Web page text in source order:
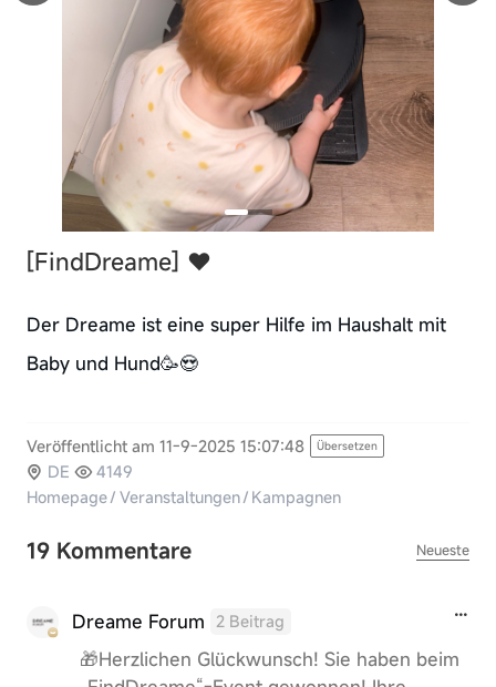
[FindDreame] ❤️
Der Dreame ist eine super Hilfe im Haushalt mit
Baby und Hund🥳😍
Veröffentlicht am 11-9-2025 15:07:48 Übersetzen
DE
4149
Homepage/ Veranstaltungen/ Kampagnen
19 Kommentare Neueste
Dreame Forum 2 Beitrag
🎁Herzlichen Glückwunsch! Sie haben beim